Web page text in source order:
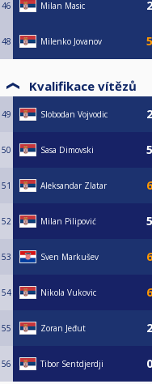
46 Milan Masic
48 Milenko Jovanov
Kvalifikace vítězů
49 Slobodan Vojvodic
50 Sasa Dimovski
51 Aleksandar Zlatar
52 Milan Pilipović
53 Sven Markušev
54 Nikola Vukovic
55 Zoran Jeđut
56 Tibor Sentdjerdji